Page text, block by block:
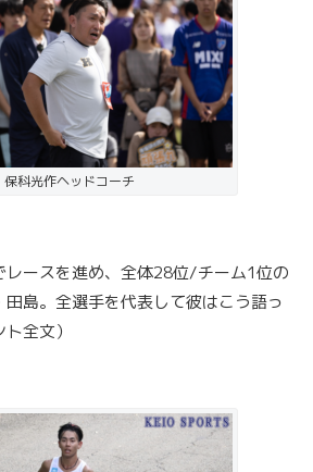
保科光作ヘッドコーチ
レースを進め、全体28位/チーム1位の
島。全選手を代表して彼はこう語っ
全文）